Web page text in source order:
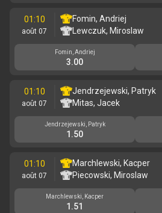
01:10
août 07
Fomin, Andriej
Lewczuk, Miroslaw
Fomin, Andriej
3.00
01:10
août 07
Jendrzejewski, Patryk
Mitas, Jacek
Jendrzejewski, Patryk
1.50
01:10
août 07
Marchlewski, Kacper
Piecowski, Miroslaw
Marchlewski, Kacper
1.51